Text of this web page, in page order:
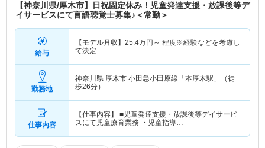
【神奈川県/厚木市】日祝固定休み！児童発達支援・放課後等デ
イサービスにて言語聴覚士募集♪＜常勤＞
給与
【モデル月収】 25.4万円～ 程度※経験などを考慮し
て決定
勤務地
神奈川県 厚木市 小田急小田原線「本厚木駅」（徒
歩26分）
仕事内容
【仕事内容】 ■児童発達支援・放課後等デイサービ
スにて児童療育業務 ・児童指導…